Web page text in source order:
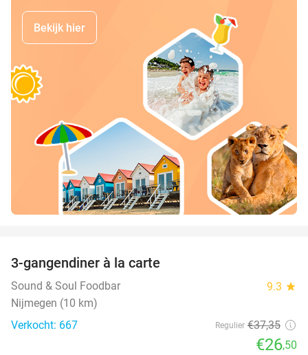
Bekijk hier
3-gangendiner à la carte
Sound & Soul Foodbar 9.3 star
Nijmegen (10 km)
Verkocht: 667
Regulier €37,35
€26,50